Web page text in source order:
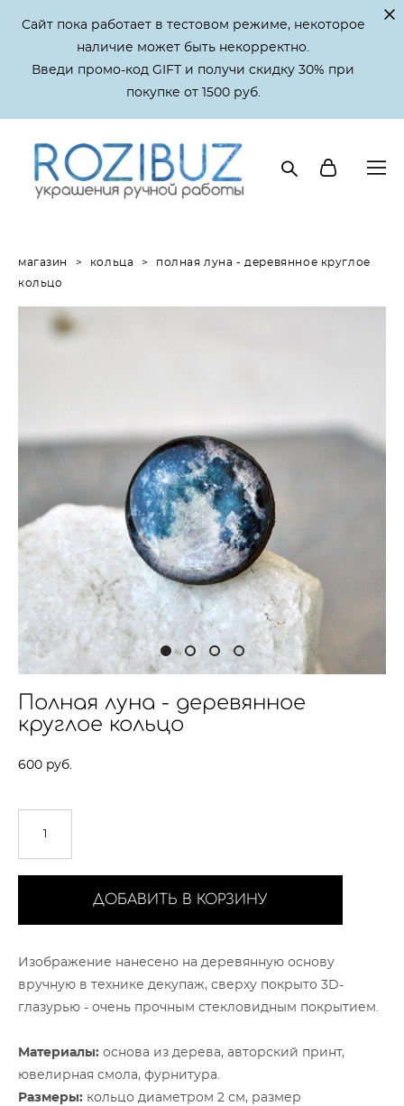
Сайт пока работает в тестовом режиме, некоторое
наличие может быть некорректно.
Введи промо-код GIFT и получи скидку 30% при
покупке от 1500 руб.
магазин > кольца > полная луна - деревянное круглое
кольцо
Полная луна - деревянное
круглое кольцо
600 pуб.
ДОБАВИТЬ В КОРЗИНУ
Изображение нанесено на деревянную основу
вручную в технике декупаж, сверху покрыто 3D-
глазурью - очень прочным стекловидным покрытием.
Материалы: основа из дерева, авторский принт,
ювелирная смола, фурнитура.
Размеры: кольцо диаметром 2 см, размер